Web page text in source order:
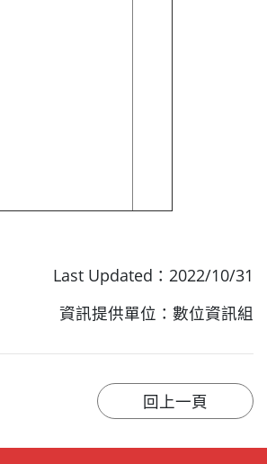
Last Updated：2022/10/31
資訊提供單位：數位資訊組